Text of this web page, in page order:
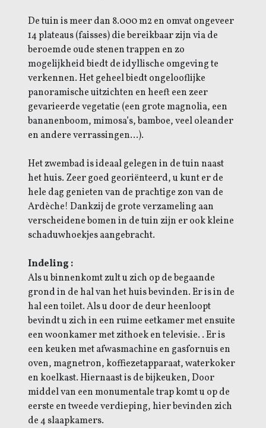
De tuin is meer dan 8.000 m2 en omvat ongeveer
14 plateaus (faisses) die bereikbaar zijn via de
beroemde oude stenen trappen en zo
mogelijkheid biedt de idyllische omgeving te
verkennen. Het geheel biedt ongelooflijke
panoramische uitzichten en heeft een zeer
gevarieerde vegetatie (een grote magnolia, een
bananenboom, mimosa’s, bamboe, veel oleander
en andere verrassingen…).
Het zwembad is ideaal gelegen in de tuin naast
het huis. Zeer goed georiënteerd, u kunt er de
hele dag genieten van de prachtige zon van de
Ardèche! Dankzij de grote verzameling aan
verscheidene bomen in de tuin zijn er ook kleine
schaduwhoekjes aangebracht.
Indeling :
Als u binnenkomt zult u zich op de begaande
grond in de hal van het huis bevinden. Er is in de
hal een toilet. Als u door de deur heenloopt
bevindt u zich in een ruime eetkamer met ensuite
een woonkamer met zithoek en televisie. . Er is
een keuken met afwasmachine en gasfornuis en
oven, magnetron, koffiezetapparaat, waterkoker
en koelkast. Hiernaast is de bijkeuken, Door
middel van een monumentale trap komt u op de
eerste en tweede verdieping, hier bevinden zich
de 4 slaapkamers.